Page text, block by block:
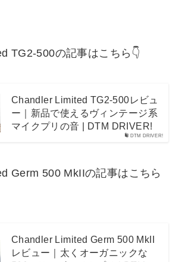
TG2-500の記事はこちら👇
DTM DRIVER!
Chandler Limited TG2-500レビュ
ー｜新品で使えるヴィンテージ系
マイクプリの音 | DTM DRIVER!
Germ 500 MkIIの記事はこちら
Chandler Limited Germ 500 MkII
レビュー｜太くオーガニックな